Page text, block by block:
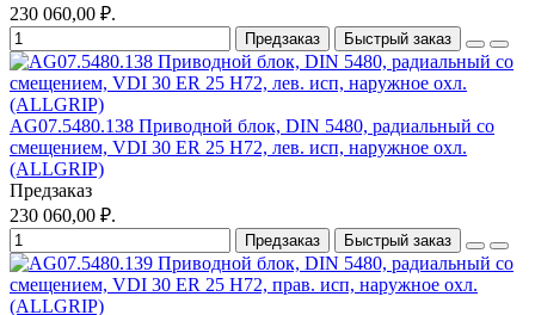
230 060,00 ₽.
Предзаказ Быстрый заказ
AG07.5480.138 Приводной блок, DIN 5480, радиальный со
смещением, VDI 30 ER 25 H72, лев. исп, наружное охл.
(ALLGRIP)
Предзаказ
230 060,00 ₽.
Предзаказ Быстрый заказ